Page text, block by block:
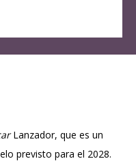
Lanzador, que es un
previsto para el 2028.